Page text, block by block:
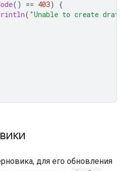
() == 403)
{
( "Unable to create
для его обновления